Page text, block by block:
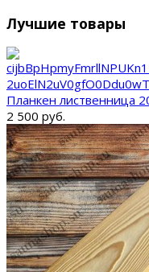
Лучшие товары
Планкен лиственница
2 500 руб.